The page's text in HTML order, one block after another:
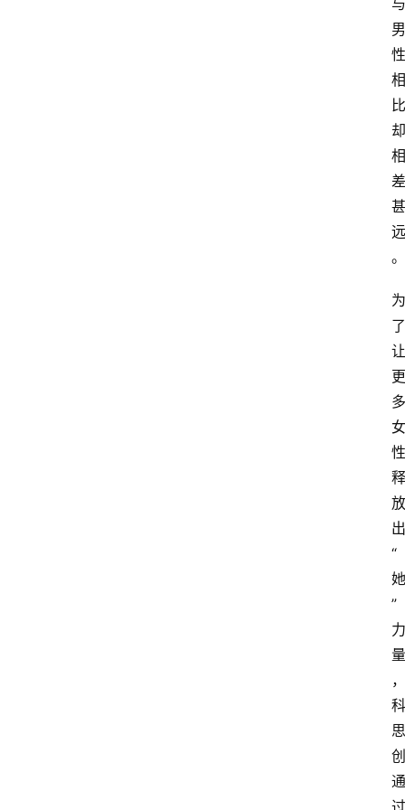
与
男
性
相
比
却
相
差
甚
远
。
为
了
让
更
多
女
性
释
放
出
“
她
”
力
量
，
科
思
创
通
过